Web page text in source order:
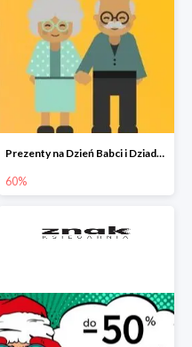
Prezenty na Dzień Babci i Dziadka w Księgarni Znak do -60%
60%